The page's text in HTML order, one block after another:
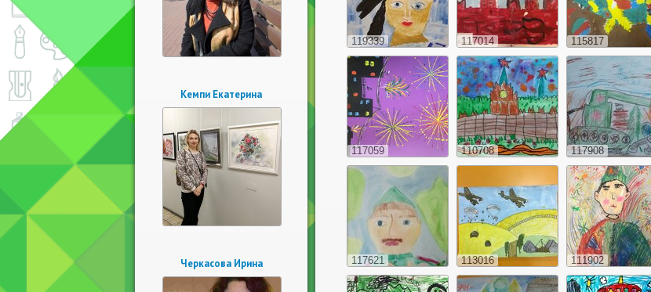
Кемпи Екатерина
Черкасова Ирина
119339 117014 115817
117059 110708 117908
117621 113016 111902